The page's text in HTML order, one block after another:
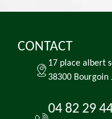
CONTACT
17 place albert
38300 Bourgoin
04 82 29